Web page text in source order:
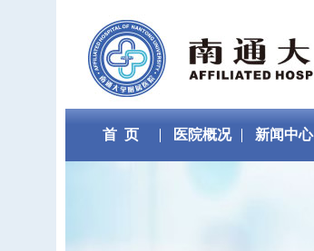
首 页 医院概况 新闻中心